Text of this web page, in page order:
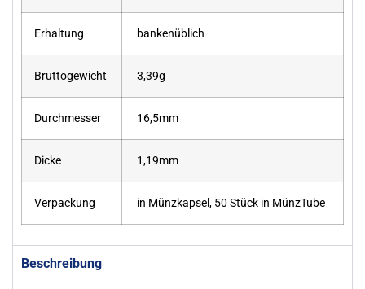
Erhaltung bankenüblich
Bruttogewicht 3,39g
Durchmesser 16,5mm
Dicke 1,19mm
Verpackung in Münzkapsel, 50 Stück in MünzTube
Beschreibung